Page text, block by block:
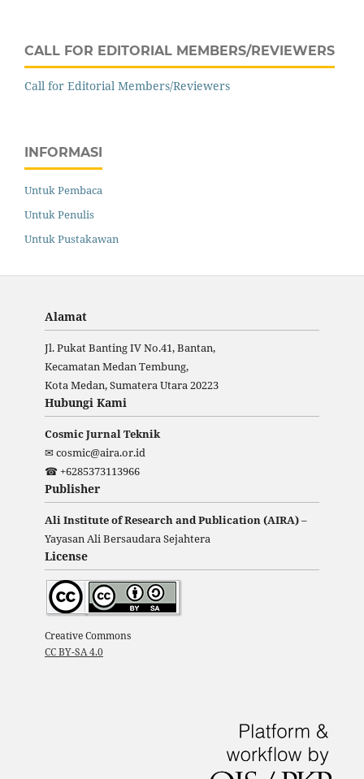
CALL FOR EDITORIAL MEMBERS/REVIEWERS
Call for Editorial Members/Reviewers
INFORMASI
Untuk Pembaca
Untuk Penulis
Untuk Pustakawan
Alamat
Jl. Pukat Banting IV No.41, Bantan,
Kecamatan Medan Tembung,
Kota Medan, Sumatera Utara 20223
Hubungi Kami
Cosmic Jurnal Teknik
✉ cosmic@aira.or.id
☎ +6285373113966
Publisher
Ali Institute of Research and Publication (AIRA)–
Yayasan Ali Bersaudara Sejahtera
License
Creative Commons
CC BY-SA 4.0